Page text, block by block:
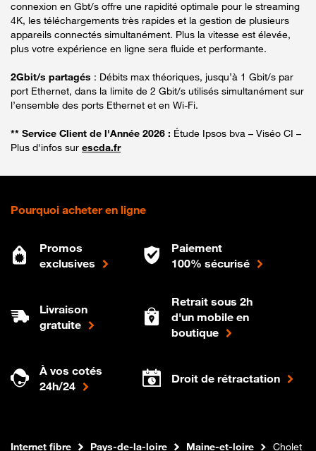
connexion en Gbt/s offre une rapidité optimale pour le streaming
4K, les téléchargements très rapides et la gestion de plusieurs
appareils connectés simultanément. Plus la vitesse est élevée,
plus votre expérience en ligne sera fluide et performante.
2Gbit/s partagés : Débits max théoriques, jusqu’à 1 Gbit/s par
port Ethernet, dans la limite de 2 Gbit/s utilisés simultanément sur
l’ensemble des ports Ethernet et en Wi-Fi.
** Service Client de l'Année 2026 : Étude Ipsos bva – Viséo CI –
Plus d'infos sur escda.fr
Pourquoi acheter en ligne
Promos
exclusives
Paiement
100% sécurisé
Livraison
gratuite
Retrait sous 2h
d'un mobile en
boutique
À vos cotés
24h/24
Droit de rétractation
Boutique Orange
Internet fibre Pays-de-la-loire Maine-et-loire Cholet